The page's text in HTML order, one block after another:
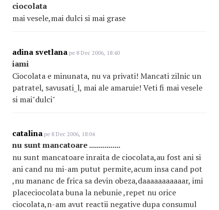
ciocolata
mai vesele,mai dulci si mai grase
adina svetlana pe 8 Dec 2006, 18:40
iami
Ciocolata e minunata, nu va privati! Mancati zilnic un
patratel, savusati_l, mai ale amaruie! Veti fi mai vesele
si mai"dulci"
catalina pe 8 Dec 2006, 18:04
nu sunt mancatoare ................
nu sunt mancatoare inraita de ciocolata,au fost ani si
ani cand nu mi-am putut permite,acum insa cand pot
,nu mananc de frica sa devin obeza,daaaaaaaaaaar, imi
placeciocolata buna la nebunie ,repet nu orice
ciocolata,n-am avut reactii negative dupa consumul